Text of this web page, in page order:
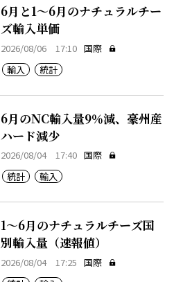
6月と1～6月のナチュラルチー
ズ輸入単価
2026/08/06 17:10 国際
輸入
統計
6月のNC輸入量9％減、豪州産
ハード減少
2026/08/04 17:40 国際
統計
輸入
1～6月のナチュラルチーズ国
別輸入量（速報値）
2026/08/04 17:25 国際